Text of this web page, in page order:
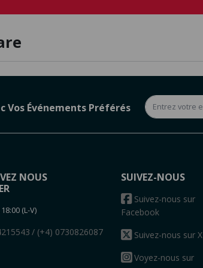
Vos Événements Préférés
NOUS
(L-V)
/ (+4) 0730826087
SUIVEZ-NOUS
Suivez-nous sur
Facebook
Suivez-nous sur X
Voyez-nous sur